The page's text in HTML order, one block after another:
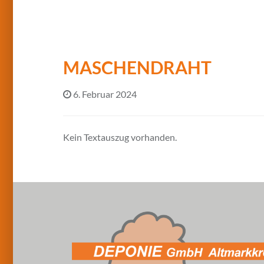
MASCHENDRAHT
6. Februar 2024
Kein Textauszug vorhanden.